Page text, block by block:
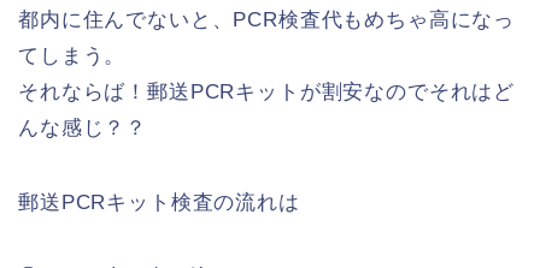
都内に住んでないと、PCR検査代もめちゃ高になっ
てしまう。
それならば！郵送PCRキットが割安なのでそれはど
んな感じ？？
郵送PCRキット検査の流れは